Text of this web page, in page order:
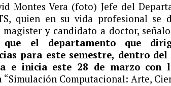
Montes Vera (foto) Jefe del
quien en su vida profesional se
magister y candidato a doctor, señalo
que el departamento que
para este semestre, dentro
e inicia este 28 de marzo con
“Simulación Computacional: Arte,